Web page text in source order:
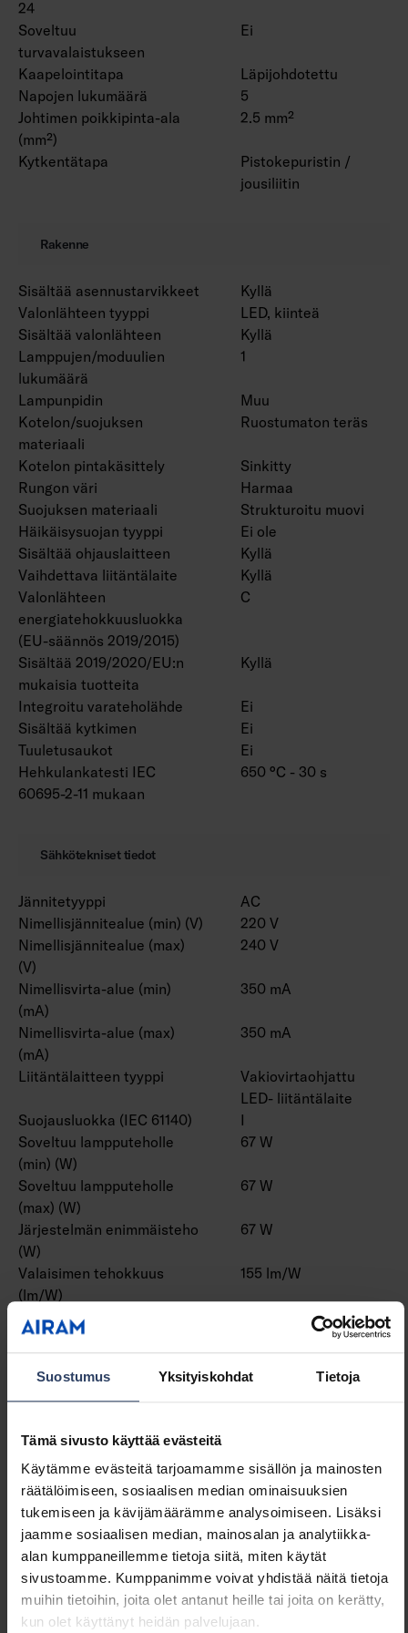
Suostumus Yksityiskohdat Tietoja
Tämä sivusto käyttää evästeitä
Käytämme evästeitä tarjoamamme sisällön ja mainosten
räätälöimiseen, sosiaalisen median ominaisuuksien
tukemiseen ja kävijämäärämme analysoimiseen. Lisäksi
jaamme sosiaalisen median, mainosalan ja analytiikka-
alan kumppaneillemme tietoja siitä, miten käytät
sivustoamme. Kumppanimme voivat yhdistää näitä tietoja
muihin tietoihin, joita olet antanut heille tai joita on kerätty,
kun olet käyttänyt heidän palvelujaan.
24
Soveltuu
turvavalaistukseen
Ei
Kaapelointitapa
Läpijohdotettu
Napojen lukumäärä
5
Johtimen poikkipinta-ala
(mm²)
2.5 mm²
Kytkentätapa
Pistokepuristin /
jousiliitin
Rakenne
Sisältää asennustarvikkeet
Kyllä
Valonlähteen tyyppi
LED, kiinteä
Sisältää valonlähteen
Kyllä
Lamppujen/moduulien
lukumäärä
1
Lampunpidin
Muu
Kotelon/suojuksen
materiaali
Ruostumaton teräs
Kotelon pintakäsittely
Sinkitty
Rungon väri
Harmaa
Suojuksen materiaali
Strukturoitu muovi
Häikäisysuojan tyyppi
Ei ole
Sisältää ohjauslaitteen
Kyllä
Vaihdettava liitäntälaite
Kyllä
Valonlähteen
energiatehokkuusluokka
(EU-säännös 2019/2015)
C
Sisältää 2019/2020/EU:n
mukaisia tuotteita
Kyllä
Integroitu varateholähde
Ei
Sisältää kytkimen
Ei
Tuuletusaukot
Ei
Hehkulankatesti IEC
60695-2-11 mukaan
650 °C - 30 s
Sähkötekniset tiedot
Jännitetyyppi
AC
Nimellisjännitealue (min) (V)
220 V
Nimellisjännitealue (max)
(V)
240 V
Nimellisvirta-alue (min)
(mA)
350 mA
Nimellisvirta-alue (max)
(mA)
350 mA
Liitäntälaitteen tyyppi
Vakiovirtaohjattu
LED- liitäntälaite
Suojausluokka (IEC 61140)
I
Soveltuu lampputeholle
(min) (W)
67 W
Soveltuu lampputeholle
(max) (W)
67 W
Järjestelmän enimmäisteho
(W)
67 W
Valaisimen tehokkuus
(lm/W)
155 lm/W
Tehokerroin
Kokonaisharmoninen särö
Himmennettävä
Kyllä
Himmennys 0-10 V
Ei
Himmennys 1-10 V
Ei
Himmennys DALI
Kyllä
Himmennys DALI-2
Kyllä
Himmennys DMX
Ei
Himmennys DSI
Ei
Himmennys LineSwitch
Ei